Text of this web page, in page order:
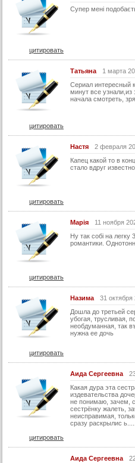
Конец
Супер мені
цитировать
Татьяна
1 марта
Сериал интересный
минут все узнали,из
начала смотреть,
цитировать
Настя
2 февраля
Капец какой то в
стало вдруг
цитировать
Марія
11 ноября
Ну так собі на легку
романтики.
цитировать
Назима
31 октября
Дошла до третьей
убогая, трусливая,
необдуманная, так
нужна ее дочь
цитировать
Аида Сергеевна
Какая дура эта
издевательства
не понимаю, зачем,
сестрёнку жалеть,
неисправимая,
сразу раскрылис ь.....
цитировать
Аида Сергеевна